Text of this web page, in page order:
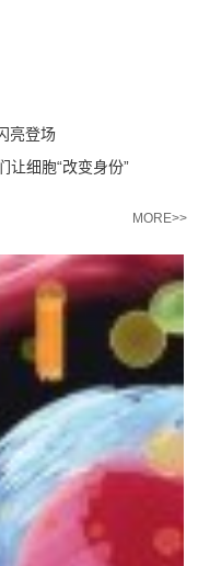
亮登场
让细胞“改变身份”
MORE>>